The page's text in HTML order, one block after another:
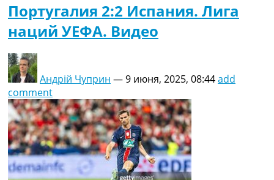
Португалия 2:2 Испания. Лига
наций УЕФА. Видео
Андрій Чуприн —9 июня, 2025, 08:44add
comment